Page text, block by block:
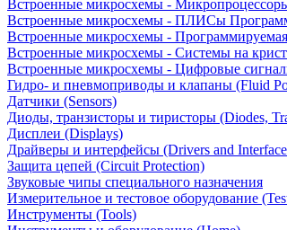
Встроенные микросхемы -
Встроенные микросхемы - ПЛИСы
Встроенные микросхемы -
Встроенные микросхемы - Системы на
Встроенные микросхемы - Цифровые
Гидро- и пневмоприводы и клапаны (Fluid
Датчики (Sensors)
Диоды, транзисторы и тиристоры (Diodes,
Дисплеи (Displays)
Драйверы и интерфейсы (Drivers and
Защита цепей (Circuit Protection)
Звуковые чипы специального назначения
Измерительное и тестовое оборудование
Инструменты (Tools)